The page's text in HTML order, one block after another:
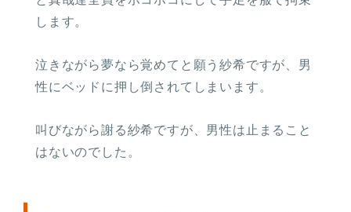
します。
泣きながら夢なら覚めてと願う紗希ですが、男
性にベッドに押し倒されてしまいます。
叫びながら謝る紗希ですが、男性は止まること
はないのでした。